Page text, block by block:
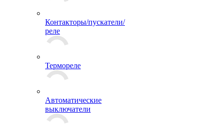
Контакторы/пускатели/
реле
Термореле
Автоматические
выключатели